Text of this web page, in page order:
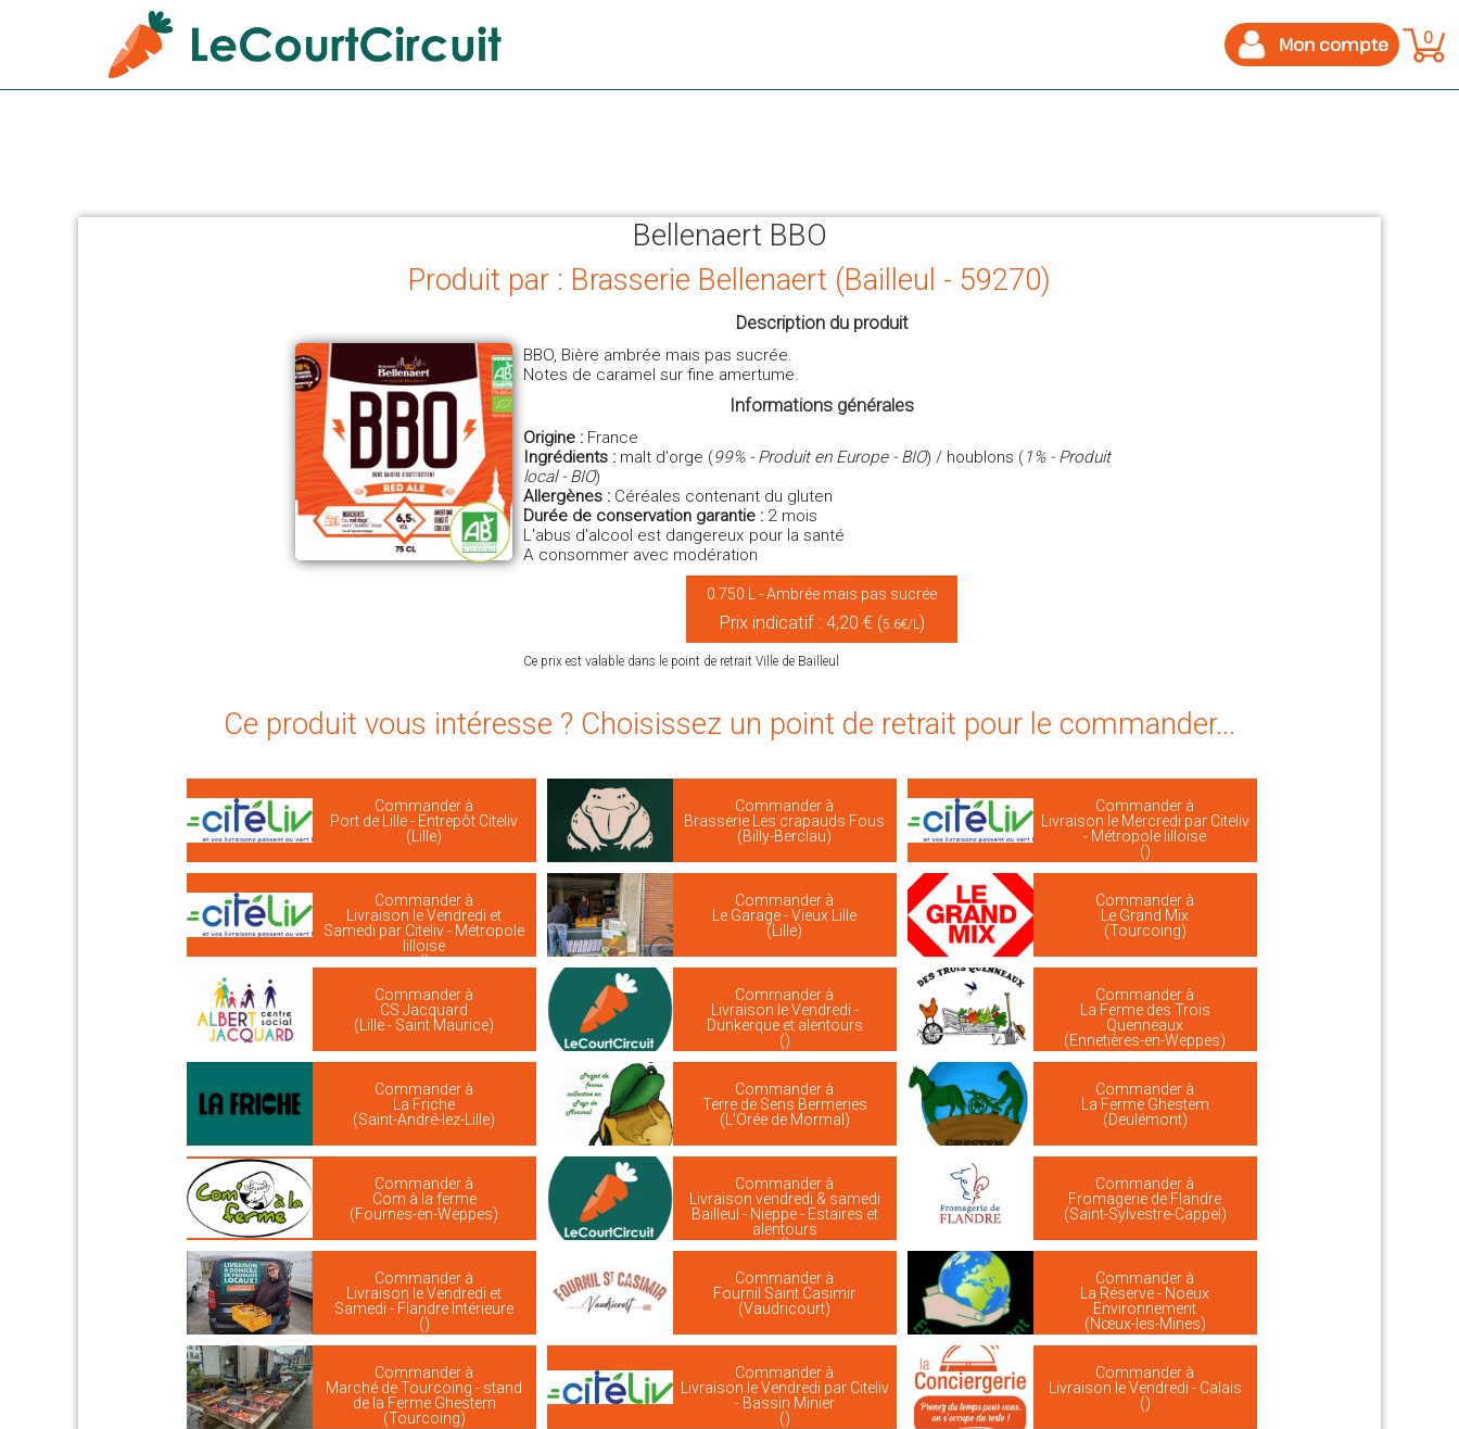
Mon compte 0
Bellenaert BBO
Produit par : Brasserie Bellenaert (Bailleul - 59270)
Description du produit
BBO, Bière ambrée mais pas sucrée.
Notes de caramel sur fine amertume.
Informations générales
Origine : France
Ingrédients : malt d'orge (99% - Produit en Europe - BIO) / houblons (1% - Produit
local - BIO)
Allergènes : Céréales contenant du gluten
Durée de conservation garantie : 2 mois
L'abus d'alcool est dangereux pour la santé
A consommer avec modération
0.750 L - Ambrée mais pas sucrée
Prix indicatif : 4,20 € (5.6€/L)
Ce prix est valable dans le point de retrait Ville de Bailleul
Ce produit vous intéresse ? Choisissez un point de retrait pour le commander...
Commander à
Port de Lille - Entrepôt Citeliv
(Lille)
Commander à
Brasserie Les crapauds Fous
(Billy-Berclau)
Commander à
Livraison le Mercredi par Citeliv
- Métropole lilloise
()
Commander à
Livraison le Vendredi et
Samedi par Citeliv - Métropole
lilloise
()
Commander à
Le Garage - Vieux Lille
(Lille)
Commander à
Le Grand Mix
(Tourcoing)
Commander à
CS Jacquard
(Lille - Saint Maurice)
Commander à
Livraison le Vendredi -
Dunkerque et alentours
()
Commander à
La Ferme des Trois
Quenneaux
(Ennetières-en-Weppes)
Commander à
La Friche
(Saint-André-lez-Lille)
Commander à
Terre de Sens Bermeries
(L'Orée de Mormal)
Commander à
La Ferme Ghestem
(Deulémont)
Commander à
Com à la ferme
(Fournes-en-Weppes)
Commander à
Livraison vendredi & samedi
Bailleul - Nieppe - Estaires et
alentours
()
Commander à
Fromagerie de Flandre
(Saint-Sylvestre-Cappel)
Commander à
Livraison le Vendredi et
Samedi - Flandre Intérieure
()
Commander à
Fournil Saint Casimir
(Vaudricourt)
Commander à
La Réserve - Noeux
Environnement
(Nœux-les-Mines)
Commander à
Marché de Tourcoing - stand
de la Ferme Ghestem
(Tourcoing)
Commander à
Livraison le Vendredi par Citeliv
- Bassin Minier
()
Commander à
Livraison le Vendredi - Calais
()